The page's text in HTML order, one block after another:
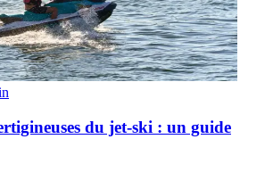
du jet-ski : un guide